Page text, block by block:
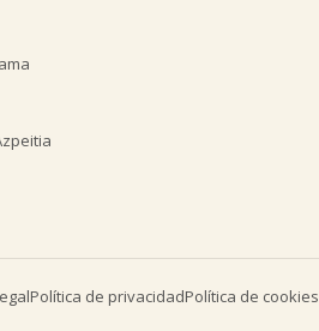
Política de privacidadPolítica de cookies